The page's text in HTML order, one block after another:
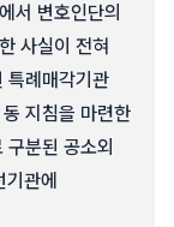
서 변호인단의
사실이 전혀
특례매각기관
지침을 마련한
분된 공소외
관에